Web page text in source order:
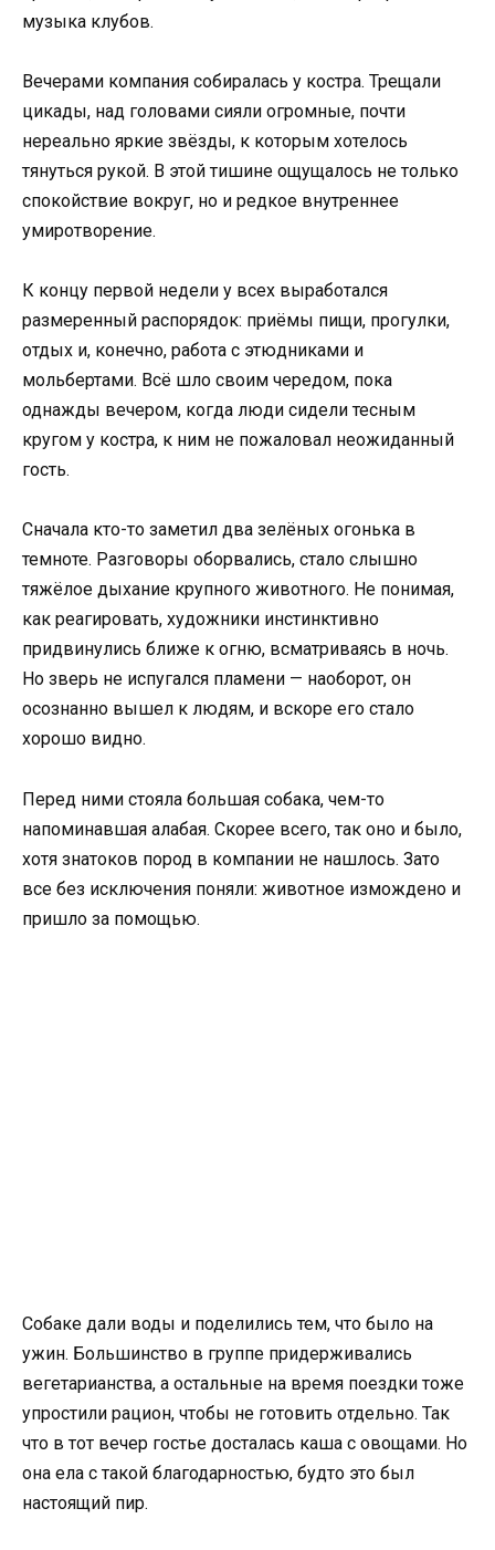
музыка клубов.
Вечерами компания собиралась у костра. Трещали
цикады, над головами сияли огромные, почти
нереально яркие звёзды, к которым хотелось
тянуться рукой. В этой тишине ощущалось не только
спокойствие вокруг, но и редкое внутреннее
умиротворение.
К концу первой недели у всех выработался
размеренный распорядок: приёмы пищи, прогулки,
отдых и, конечно, работа с этюдниками и
мольбертами. Всё шло своим чередом, пока
однажды вечером, когда люди сидели тесным
кругом у костра, к ним не пожаловал неожиданный
гость.
Сначала кто-то заметил два зелёных огонька в
темноте. Разговоры оборвались, стало слышно
тяжёлое дыхание крупного животного. Не понимая,
как реагировать, художники инстинктивно
придвинулись ближе к огню, всматриваясь в ночь.
Но зверь не испугался пламени — наоборот, он
осознанно вышел к людям, и вскоре его стало
хорошо видно.
Перед ними стояла большая собака, чем-то
напоминавшая алабая. Скорее всего, так оно и было,
хотя знатоков пород в компании не нашлось. Зато
все без исключения поняли: животное измождено и
пришло за помощью.
Собаке дали воды и поделились тем, что было на
ужин. Большинство в группе придерживались
вегетарианства, а остальные на время поездки тоже
упростили рацион, чтобы не готовить отдельно. Так
что в тот вечер гостье досталась каша с овощами. Но
она ела с такой благодарностью, будто это был
настоящий пир.